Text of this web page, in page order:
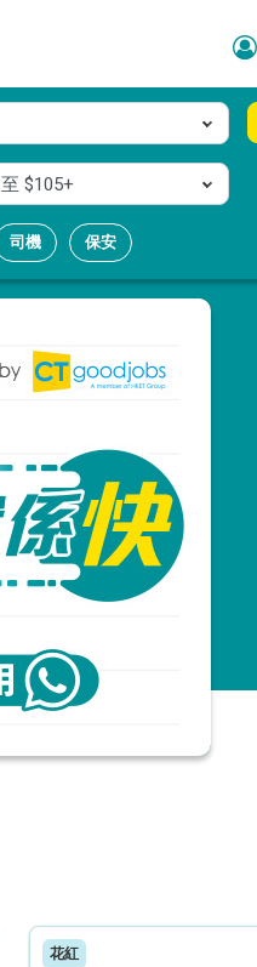
至 $105+
司機 保安
花紅